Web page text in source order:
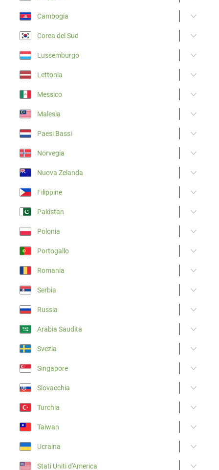
Cambogia
Corea del Sud
Lussemburgo
Lettonia
Messico
Malesia
Paesi Bassi
Norvegia
Nuova Zelanda
Filippine
Pakistan
Polonia
Portogallo
Romania
Serbia
Russia
Arabia Saudita
Svezia
Singapore
Slovacchia
Turchia
Taiwan
Ucraina
Stati Uniti d'America